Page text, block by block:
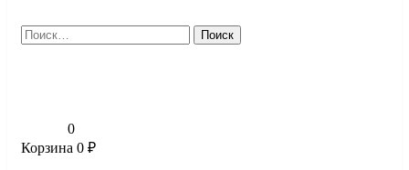
Найти:
0
Корзина 0 ₽